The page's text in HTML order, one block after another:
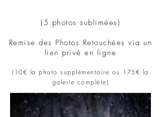
(5 photos sublimées)
Remise des Photos Retouchées via un
lien privéen ligne
( 10€ la photo supplémentaire ou ​ 175€ la
galerie complète)